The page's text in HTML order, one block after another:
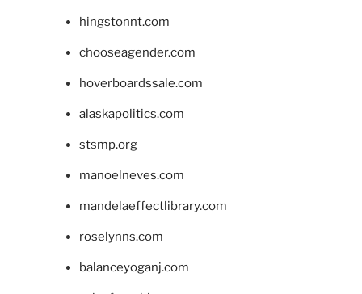
hingstonnt.com
chooseagender.com
hoverboardssale.com
alaskapolitics.com
stsmp.org
manoelneves.com
mandelaeffectlibrary.com
roselynns.com
balanceyoganj.com